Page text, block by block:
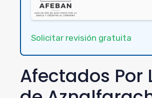
Solicitar revisión gratuita
Afectados Por